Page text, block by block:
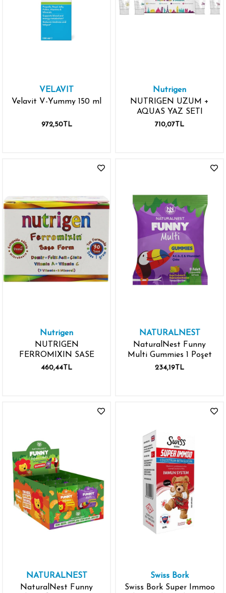
VELAVIT
Velavit V-Yummy 150 ml
972,50TL
Nutrigen
NUTRIGEN UZUM +
AQUAS YAZ SETI
710,07TL
Nutrigen
NUTRIGEN
FERROMIXIN SASE
460,44TL
NATURALNEST
NaturalNest Funny
Multi Gummies 1 Poşet
234,19TL
NATURALNEST
NaturalNest Funny
Swiss Bork
Swiss Bork Super Immoo